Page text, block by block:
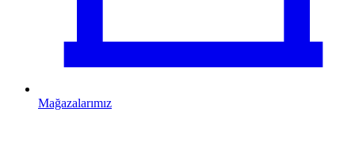
Mağazalarımız